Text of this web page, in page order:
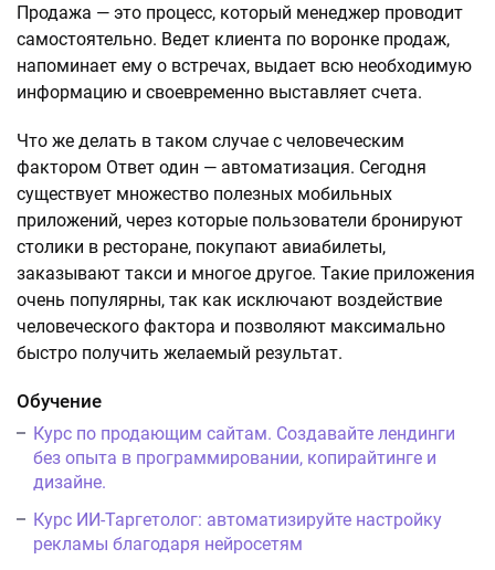
Продажа — это процесс, который менеджер проводит
самостоятельно. Ведет клиента по воронке продаж,
напоминает ему о встречах, выдает всю необходимую
информацию и своевременно выставляет счета.
Что же делать в таком случае с человеческим
фактором Ответ один — автоматизация. Сегодня
существует множество полезных мобильных
приложений, через которые пользователи бронируют
столики в ресторане, покупают авиабилеты,
заказывают такси и многое другое. Такие приложения
очень популярны, так как исключают воздействие
человеческого фактора и позволяют максимально
быстро получить желаемый результат.
Обучение
Курс по продающим сайтам. Создавайте лендинги
без опыта в программировании, копирайтинге и
дизайне.
Курс ИИ-Таргетолог: автоматизируйте настройку
рекламы благодаря нейросетям